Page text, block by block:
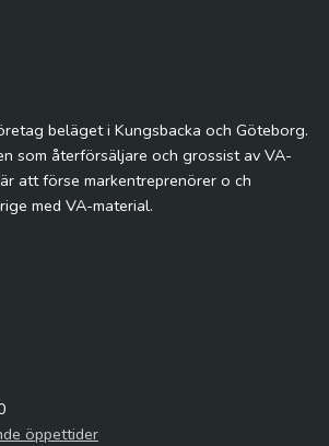
beläget i Kungsbacka och Göteborg.
som återförsäljare och grossist av VA-
att förse markentreprenörer o ch
med VA-material.
öppettider